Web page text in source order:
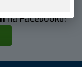
na Facebooku!